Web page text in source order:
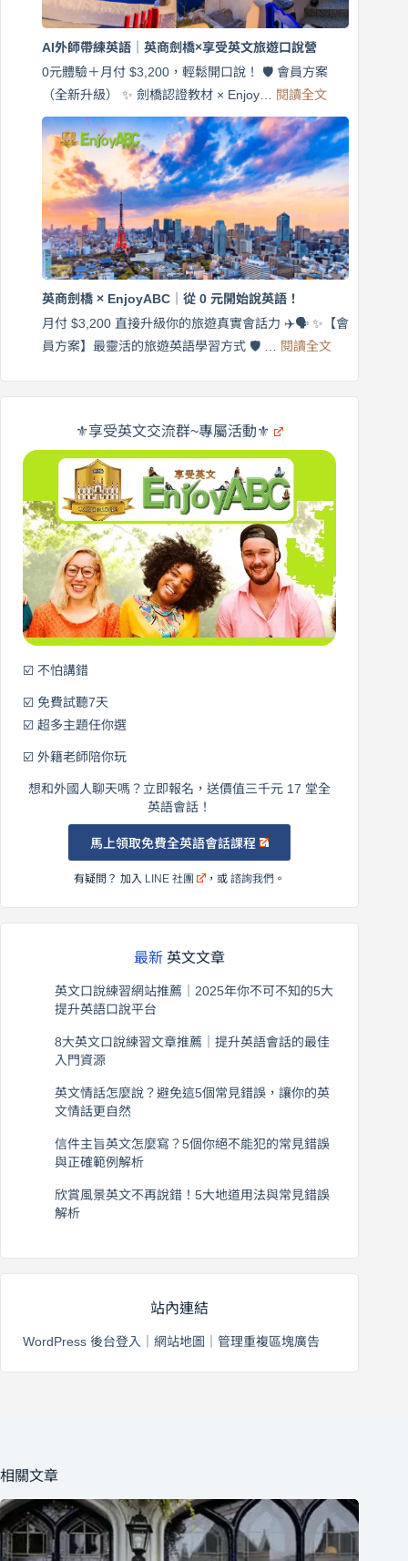
商
劍
口
說
營
月
$3,200，
出
國
在
AI外師帶練英語｜英商劍橋×享受英文旅遊口說營
0元體驗＋月付 $3,200，輕鬆開口說！ 🛡️ 會員方案
（全新升級） ✨ 劍橋認證教材 × Enjoy… 閱讀全文:
外
師
帶
練
英
｜
英
商
×
享
受
口
說
英商劍橋 × EnjoyABC｜從 0 元開始說英語！
月付 $3,200 直接升級你的旅遊真實會話力 ✈️🗣️ ✨【會
員方案】最靈活的旅遊英語學習方式 🛡️ … 閱讀全文:
商
劍
｜
元
英
語！
⚜️享受英文交流群~專屬活動⚜️
☑️ 不怕講錯
☑️ 免費試聽7天
☑️ 超多主題任你選
☑️ 外籍老師陪你玩
想和外國人聊天嗎？立即報名，送價值三千元 17 堂全
英語會話！
馬上領取免費全英語會話課程
有疑問？ 加入 LINE 社團 ，或諮詢我們 。
最新 英文文章
英文口說練習網站推薦｜2025年你不可不知的5大
提升英語口說平台
8大英文口說練習文章推薦｜提升英語會話的最佳
入門資源
英文情話怎麼說？避免這5個常見錯誤，讓你的英
文情話更自然
信件主旨英文怎麼寫？5個你絕不能犯的常見錯誤
與正確範例解析
欣賞風景英文不再說錯！5大地道用法與常見錯誤
解析
站內連結
WordPress 後台登入 網站地圖 管理重複區塊廣告
相關文章